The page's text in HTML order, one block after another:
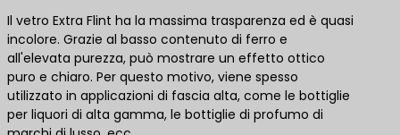
Il vetro Extra Flint ha la massima trasparenza ed è quasi
incolore. Grazie al basso contenuto di ferro e
all'elevata purezza, può mostrare un effetto ottico
puro e chiaro. Per questo motivo, viene spesso
utilizzato in applicazioni di fascia alta, come le bottiglie
per liquori di alta gamma, le bottiglie di profumo di